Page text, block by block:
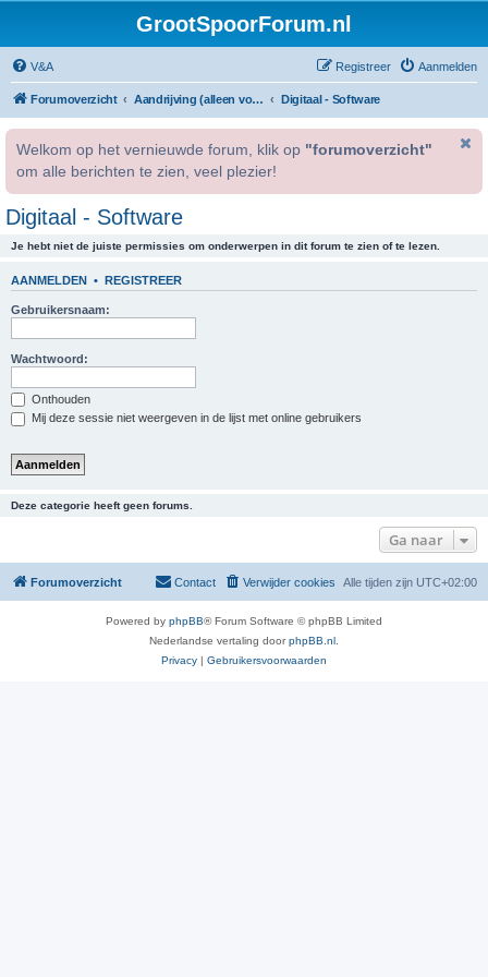
GrootSpoorForum.nl
V&A Aanmelden
Registreer
Forumoverzicht Aandrijving (alleen voor geregistreerde gebruikers). Digitaal - Software
Welkom op het vernieuwde forum, klik op "forumoverzicht"
om alle berichten te zien, veel plezier!
Digitaal - Software
Je hebt niet de juiste permissies om onderwerpen in dit forum te zien of te lezen.
AANMELDEN • REGISTREER
Gebruikersnaam:
Wachtwoord:
Onthouden
Mij deze sessie niet weergeven in de lijst met online gebruikers
Deze categorie heeft geen forums.
Ga naar
Forumoverzicht Alle tijden zijn UTC+02:00
Verwijder cookies
Contact
Powered by phpBB® Forum Software © phpBB Limited
Nederlandse vertaling doorphpBB.nl
Privacy | Gebruikersvoorwaarden